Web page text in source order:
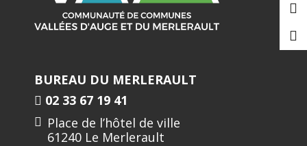
BUREAU DU MERLERAULT
02 33 67 19 41
Place de l’hôtel de ville
61240 Le Merlerault